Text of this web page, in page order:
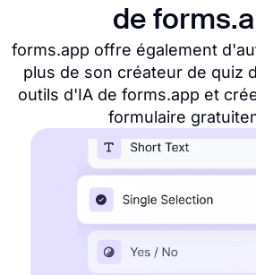
de
forms.app offre également
plus de son créateur de quiz
outils d'IA de forms.app et
formulaire
Créateur de formulaires
Editeur Drag & Drop
URLs personnalisées